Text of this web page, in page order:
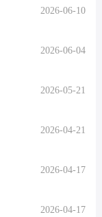
2026-06-10
2026-06-04
2026-05-21
2026-04-21
2026-04-17
2026-04-17